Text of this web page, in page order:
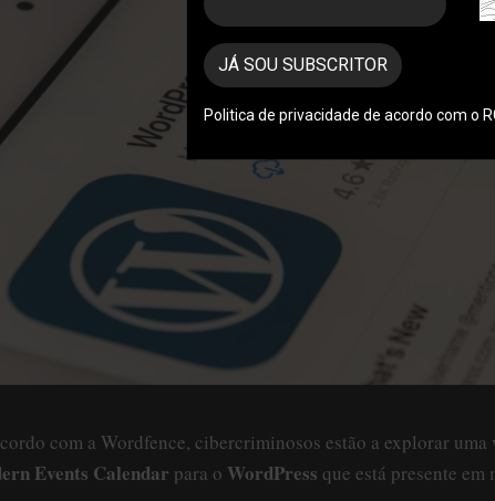
com a Wordfence, cibercriminosos estão a explorar
Events Calendar para o WordPress que está presente em
JÁ SOU SUBSCRITOR
Politica de privacidade de acordo com o